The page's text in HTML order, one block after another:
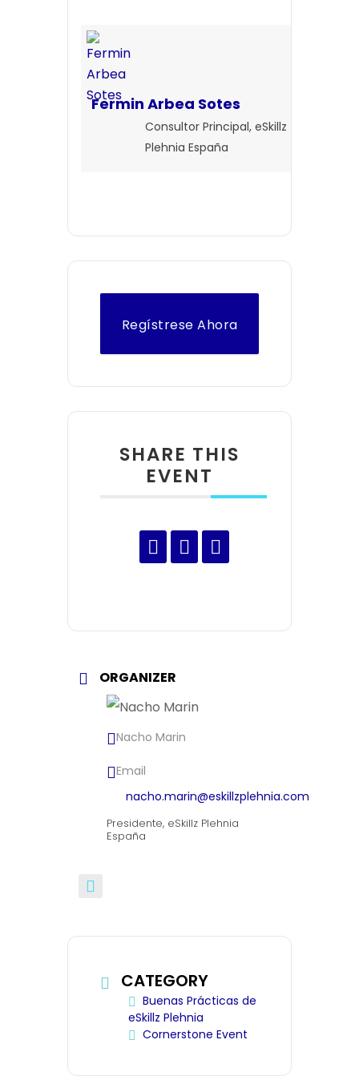
Fermin Arbea Sotes
Consultor Principal, eSkillz
Plehnia España
Regístrese Ahora
SHARE THIS
EVENT
ORGANIZER
Nacho Marin
Email
nacho.marin@eskillzplehnia.com
Presidente, eSkillz Plehnia
España
CATEGORY
Buenas Prácticas de
eSkillz Plehnia
Cornerstone Event